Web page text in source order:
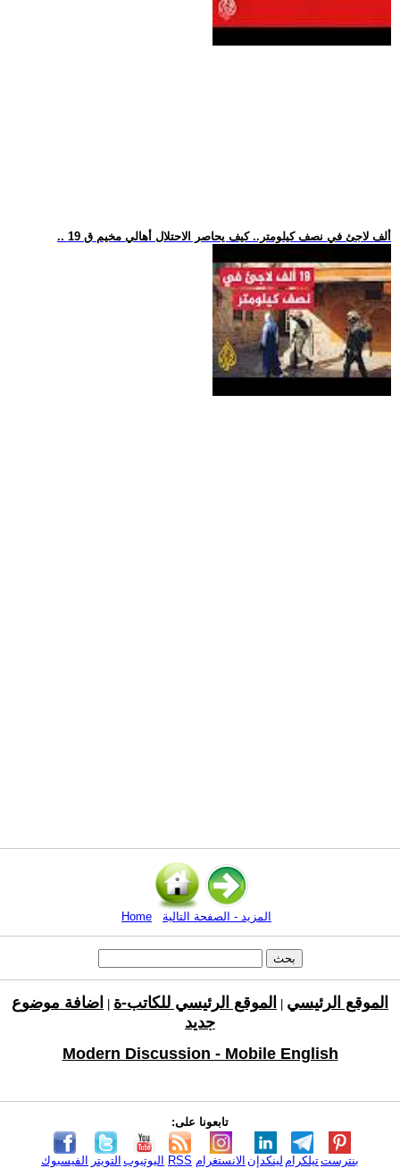
.. 19 ألف لاجئ في نصف كيلومتر.. كيف يحاصر الاحتلال أهالي مخيم ق
Home المزيد - الصفحة التالية
الموقع الرئيسي الموقع الرئيسي للكاتب-ة
اضافة موضوع
جديد
Modern Discussion - Mobile English
تابعونا على:
الفيسبوك التويتر اليوتيوب RSS الانستغرام لينكدإن تيلكرامبنترست